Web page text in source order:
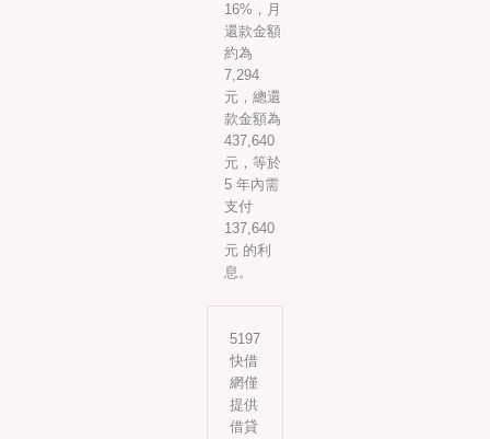
16%，月
還款金額
約為
7,294
元，總還
款金額為
437,640
元，等於
5 年內需
支付
137,640
元 的利
息。
5197
快借
網僅
提供
借貸